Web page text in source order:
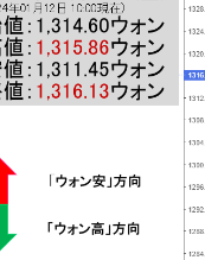
況は決して良くない。
定 ⇒ 総額3兆7,000億